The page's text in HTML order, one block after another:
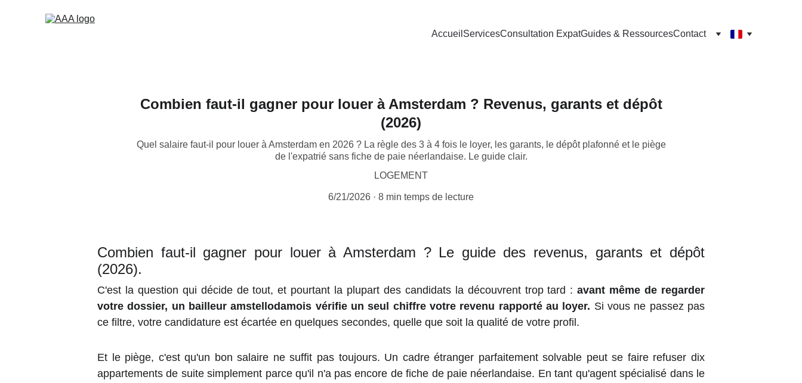
Accueil ServicesConsultation ExpatGuides & RessourcesContact
Combien faut-il gagner pour louer à Amsterdam ? Revenus, garants et dépôt
(2026)
Quel salaire faut-il pour louer à Amsterdam en 2026 ? La règle des 3 à 4 fois le loyer, les garants, le dépôt plafonné et le piège
de l'expatrié sans fiche de paie néerlandaise. Le guide clair.
LOGEMENT
6/21/2026 8 min temps de lecture
Combien faut-il gagner pour louer à Amsterdam ? Le guide des revenus, garants et dépôt
(2026).
C'est la question qui décide de tout, et pourtant la plupart des candidats la découvrent trop tard :avant même de regarder
votre dossier, un bailleur amstellodamois vérifie un seul chiffre votre revenu rapporté au loyer. Si vous ne passez pas
ce filtre, votre candidature est écartée en quelques secondes, quelle que soit la qualité de votre profil.
Et le piège, c'est qu'un bon salaire ne suffit pas toujours. Un cadre étranger parfaitement solvable peut se faire refuser dix
appartements de suite simplement parce qu'il n'a pas encore de fiche de paie néerlandaise. En tant qu'agent spécialisé dans le